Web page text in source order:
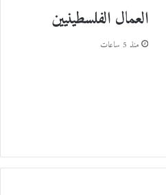
العمال الفلسطينيين
منذ 5 ساعات